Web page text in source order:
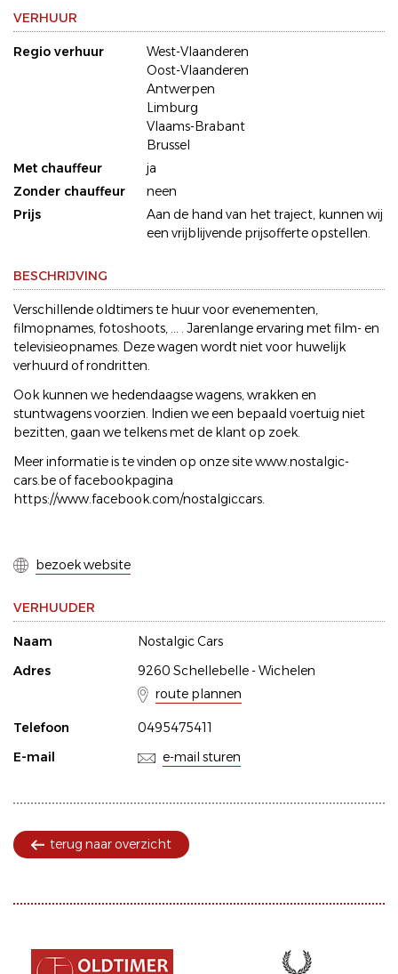
VERHUUR
Regio verhuur
West-Vlaanderen
Oost-Vlaanderen
Antwerpen
Limburg
Vlaams-Brabant
Brussel
Met chauffeur
ja
Zonder chauffeur
neen
Prijs
Aan de hand van het traject, kunnen wij
een vrijblijvende prijsofferte opstellen.
BESCHRIJVING
Verschillende oldtimers te huur voor evenementen,
filmopnames, fotoshoots, ... . Jarenlange ervaring met film- en
televisieopnames. Deze wagen wordt niet voor huwelijk
verhuurd of rondritten.
Ook kunnen we hedendaagse wagens, wrakken en
stuntwagens voorzien. Indien we een bepaald voertuig niet
bezitten, gaan we telkens met de klant op zoek.
Meer informatie is te vinden op onze site www.nostalgic-
cars.be of facebookpagina
https://www.facebook.com/nostalgiccars.
bezoek website
VERHUUDER
Naam
Nostalgic Cars
Adres
9260 Schellebelle - Wichelen
route plannen
Telefoon
0495475411
E-mail
e-mail sturen
terug naar overzicht